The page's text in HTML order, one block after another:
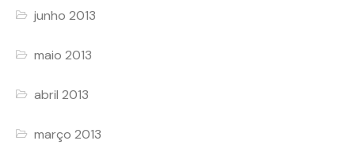
junho 2013
maio 2013
abril 2013
março 2013